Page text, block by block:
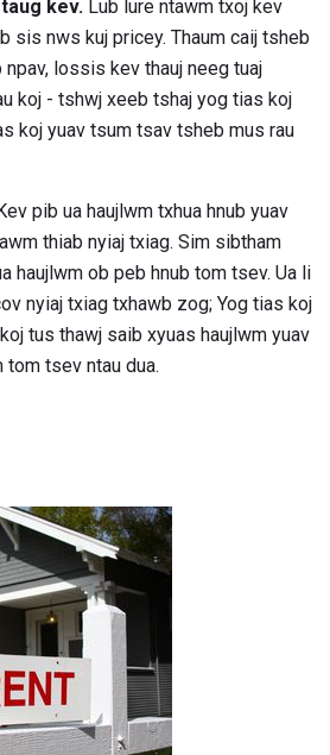
kev. Lub lure ntawm txoj kev
sis nws kuj pricey. Thaum caij tsheb
lossis kev thauj neeg tuaj
koj - tshwj xeeb tshaj yog tias koj
koj yuav tsum tsav tsheb mus rau
pib ua haujlwm txhua hnub yuav
thiab nyiaj txiag. Sim sibtham
haujlwm ob peb hnub tom tsev. Ua li
nyiaj txiag txhawb zog; Yog tias koj
tus thawj saib xyuas haujlwm yuav
tom tsev ntau dua.